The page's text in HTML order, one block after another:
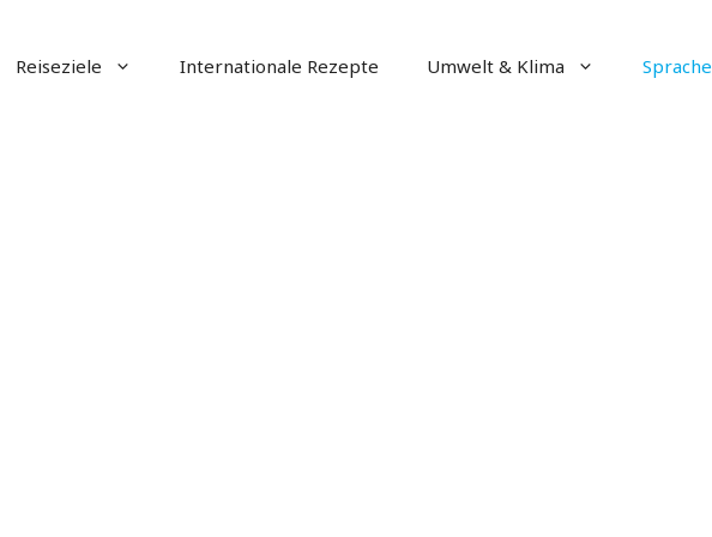
Reiseziele Internationale Rezepte Umwelt & Klima Sprache